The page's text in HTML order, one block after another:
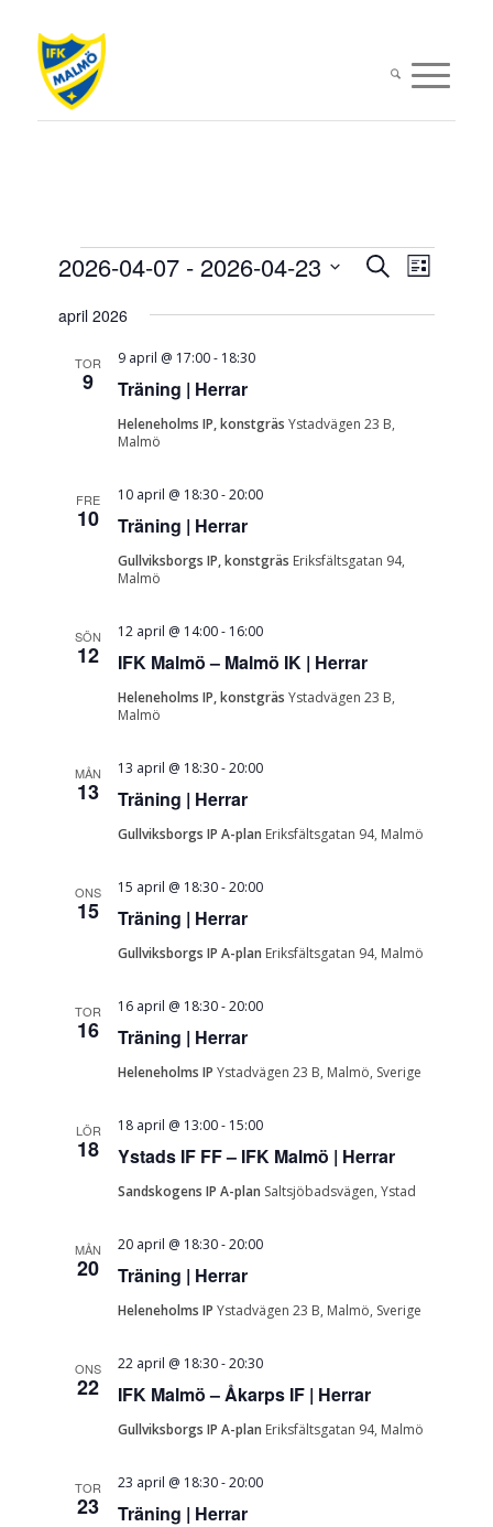
Evenemang Sök Lista
2026-04-07 - 2026-04-23
datum.
april 2026
TOR
9 Träning | Herrar
9 april @ 17:00- 18:30
Heleneholms IP, konstgräsYstadvägen 23 B,
Malmö
FRE
10 Träning | Herrar
10 april @ 18:30-20:00
Gullviksborgs IP, konstgräs Eriksfältsgatan 94,
Malmö
SÖN
12 IFK Malmö – Malmö IK | Herrar
12 april @ 14:00- 16:00
Heleneholms IP, konstgräsYstadvägen 23 B,
Malmö
MÅN
13 Träning | Herrar
13 april @ 18:30-20:00
Gullviksborgs IP A-plan Eriksfältsgatan 94, Malmö
ONS
15 Träning | Herrar
15 april @ 18:30-20:00
Gullviksborgs IP A-plan Eriksfältsgatan 94, Malmö
TOR
16 Träning | Herrar
16 april @ 18:30-20:00
Heleneholms IPYstadvägen 23 B, Malmö, Sverige
LÖR
18 Ystads IF FF – IFK Malmö | Herrar
18 april @ 13:00- 15:00
Sandskogens IP A-plan Saltsjöbadsvägen, Ystad
MÅN
20 Träning | Herrar
20 april @ 18:30-20:00
Heleneholms IPYstadvägen 23 B, Malmö, Sverige
ONS
22 IFK Malmö – Åkarps IF | Herrar
22 april @ 18:30-20:30
Gullviksborgs IP A-plan Eriksfältsgatan 94, Malmö
TOR
23 Träning | Herrar
23 april @ 18:30-20:00